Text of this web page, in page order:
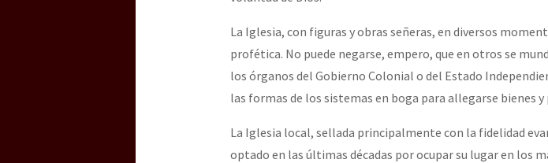
[25 abr – CDMX] Tokín por el CNI: 30 años de Resistencia y
La Iglesia, con figuras y obras señeras, en diversos
profética. No puede negarse, empero, que en otros se
los órganos del Gobierno Colonial o del Estado
las formas de los sistemas en boga para allegarse bienes y
La Iglesia local, sellada principalmente con la fidelidad
optado en las últimas décadas por ocupar su lugar en los